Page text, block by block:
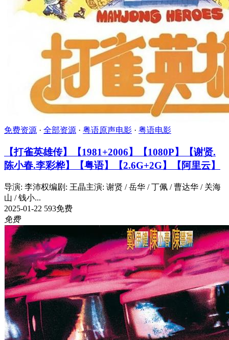
免费资源 · 全部资源 · 粤语原声电影 · 粤语电影
【打雀英雄传】【1981+2006】【1080P】【谢贤.
陈小春.李彩桦】【粤语】【2.6G+2G】【阿里云】
导演: 李沛权编剧: 王晶主演: 谢贤 / 岳华 / 丁佩 / 曹达华 / 关海
山 / 钱小...
2025-01-22 593免费
免费